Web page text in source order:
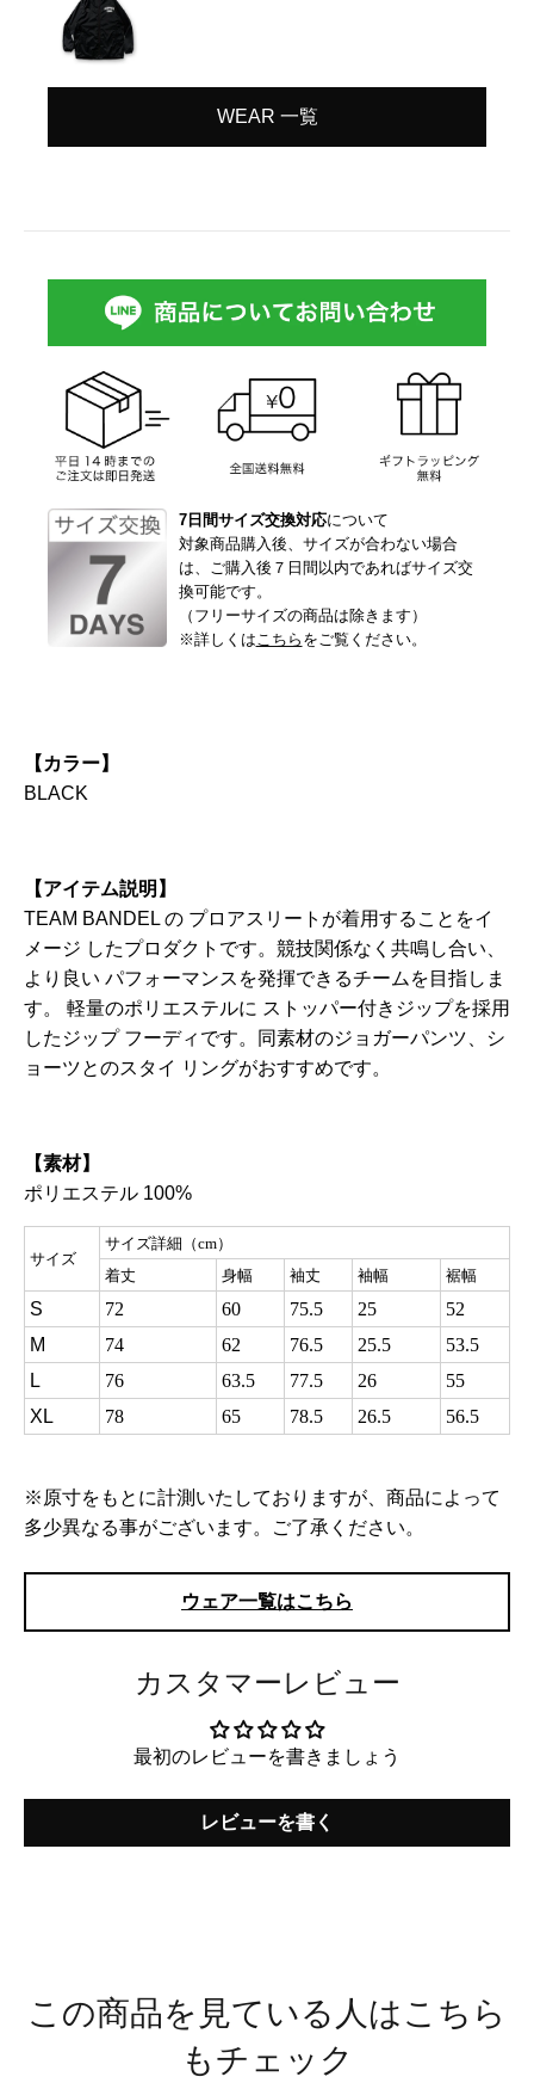
WEAR 一覧
7日間サイズ交換対応について
対象商品購入後、サイズが合わない場合
は、ご購入後７日間以内であればサイズ交
換可能です。
（フリーサイズの商品は除きます）
※詳しくはこちら をご覧ください。
【カラー】
BLACK
【アイテム説明】
TEAM BANDEL の プロアスリートが着用することをイ
メージ したプロダクトです。競技関係なく共鳴し合い、
より良い パフォーマンスを発揮できるチームを目指しま
す。 軽量のポリエステルに ストッパー付きジップを採用
したジップ フーディです。同素材のジョガーパンツ、シ
ョーツとのスタイ リングがおすすめです。
【素材】
ポリエステル 100%
サイズ
サイズ詳細（cm）
着丈
身幅 袖丈 袖幅 裾幅
S 72 60 75.5 25
52
M
74 62 76.5 25.5
53.5
L
76 63.5 77.5 26
55
XL
78 65 78.5 26.5 56.5
※原寸をもとに計測いたしておりますが、商品によって
多少異なる事がございます。ご了承ください。
ウェア一覧はこちら
カスタマーレビュー
最初のレビューを書きましょう
レビューを書く
この商品を見ている人はこちら
もチェック